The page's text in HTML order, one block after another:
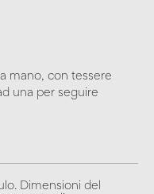
mano, con tessere
una per seguire
Dimensioni del